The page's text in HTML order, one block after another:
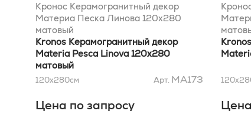
Кронос Керамогранитный декор
Материа Песка Линова 120x280
матовый
Kronos Керамогранитный декор
Materia Pesca Linova 120x280
матовый
120x280см Арт. MA173
Цена по запросу